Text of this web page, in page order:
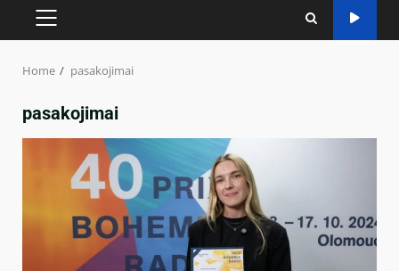
PRIMARY
Home pasakojimai
pasakojimai